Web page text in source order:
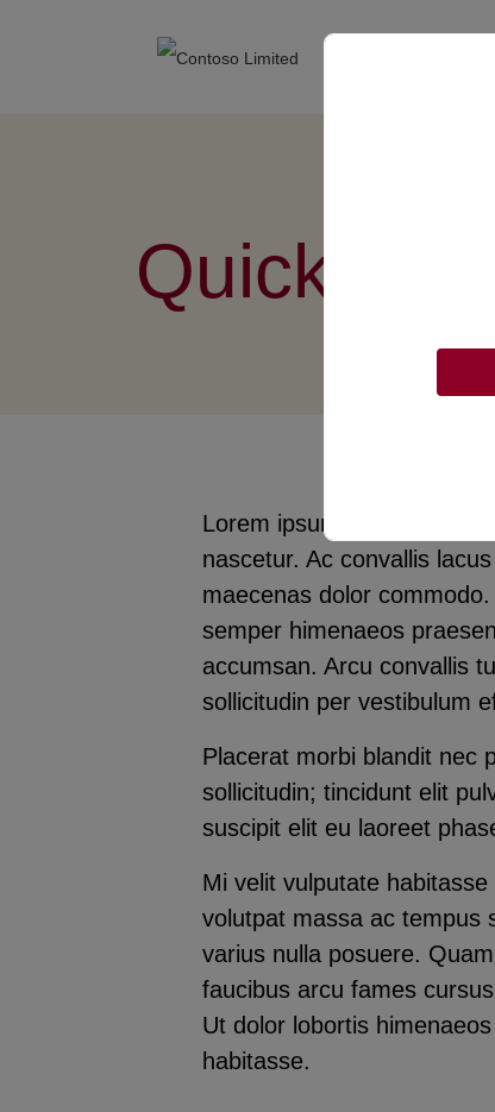
Quick
Lorem ipsum odor amet,
nascetur. Ac convallis
maecenas dolor
semper himenaeos
accumsan. Arcu convallis
sollicitudin per vestibulum
Placerat morbi blandit nec
sollicitudin; tincidunt elit
suscipit elit eu laoreet
Mi velit vulputate
volutpat massa ac tempus
varius nulla posuere.
faucibus arcu fames
Ut dolor lobortis
habitasse.